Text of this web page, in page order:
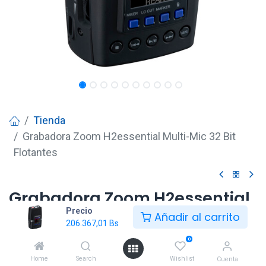
Precio
206.367,01 Bs Añadir al carrito
Home Search
0
Wishlist Cuenta
Tienda
Grabadora Zoom H2essential Multi-Mic 32 Bit
Flotantes
Grabadora Zoom H2essential
Multi-Mic 32 Bit Flotantes
206.367,01 Bs